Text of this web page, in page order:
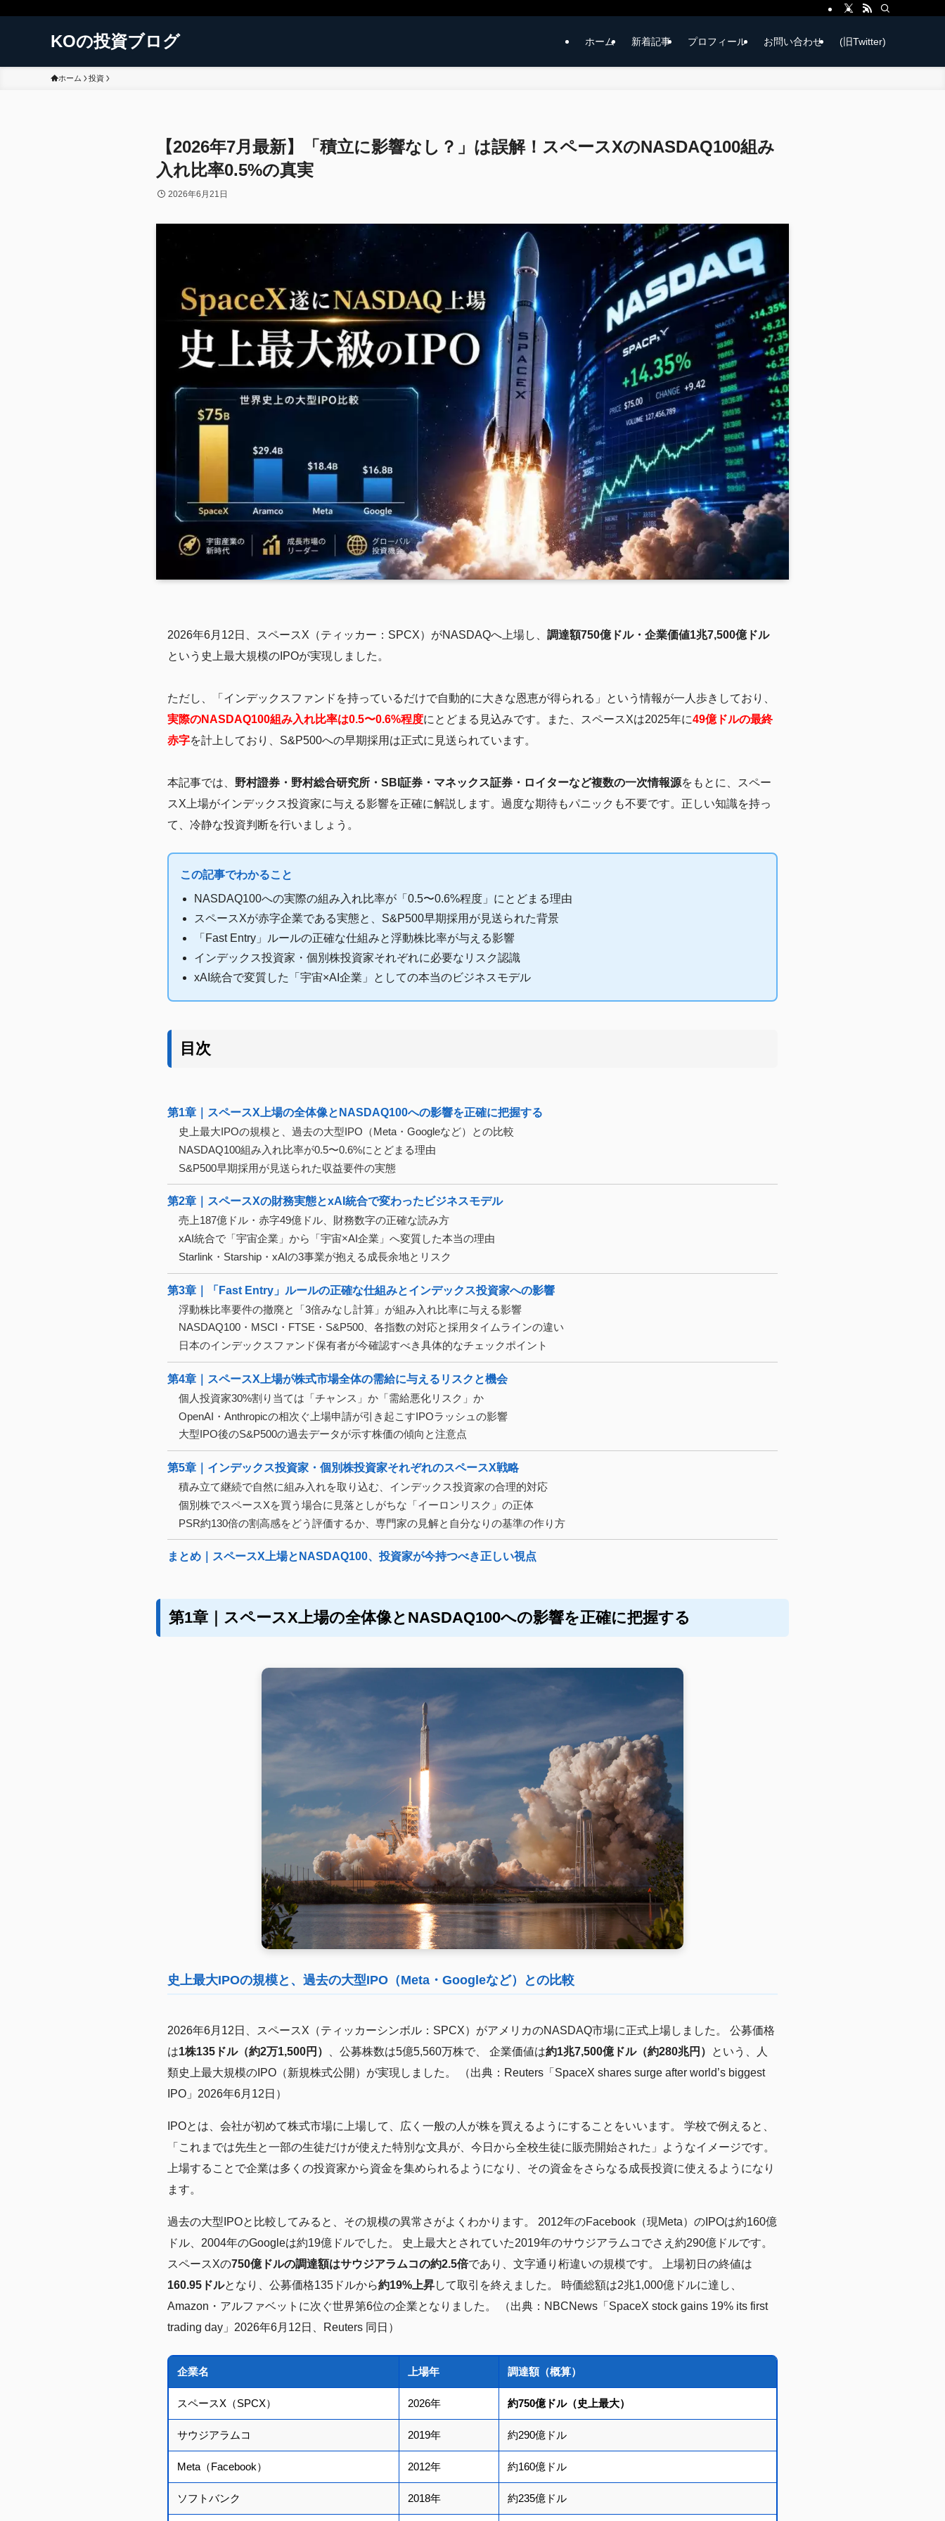
KOの投資ブログ ホーム 新着記事 プロフィール お問い合わせ (旧Twitter)
ホーム 投資
【2026年7月最新】「積立に影響なし？」は誤解！スペースXのNASDAQ100組み
入れ比率0.5%の真実
2026年6月21日
2026年6月12日、スペースX（ティッカー：SPCX）がNASDAQへ上場し、 調達額750億ドル・企業価値1兆7,500億ドル
という史上最大規模のIPOが実現しました。
ただし、「インデックスファンドを持っているだけで自動的に大きな恩恵が得られる」という情報が一人歩きしており、
実際のNASDAQ100組み入れ比率は0.5〜0.6%程度にとどまる見込みです。また、スペースXは2025年に49億ドルの最終
赤字を計上しており、S&P500への早期採用は正式に見送られています。
本記事では、 野村證券・野村総合研究所・SBI証券・マネックス証券・ロイターなど複数の一次情報源をもとに、スペー
スX上場がインデックス投資家に与える影響を正確に解説します。過度な期待もパニックも不要です。正しい知識を持っ
て、冷静な投資判断を行いましょう。
この記事でわかること
NASDAQ100への実際の組み入れ比率が「0.5〜0.6%程度」にとどまる理由
スペースXが赤字企業である実態と、S&P500早期採用が見送られた背景
「Fast Entry」ルールの正確な仕組みと浮動株比率が与える影響
インデックス投資家・個別株投資家それぞれに必要なリスク認識
xAI統合で変質した「宇宙×AI企業」としての本当のビジネスモデル
目次
第1章｜スペースX上場の全体像とNASDAQ100への影響を正確に把握する
史上最大IPOの規模と、過去の大型IPO（Meta・Googleなど）との比較
NASDAQ100組み入れ比率が0.5〜0.6%にとどまる理由
S&P500早期採用が見送られた収益要件の実態
第2章｜スペースXの財務実態とxAI統合で変わったビジネスモデル
売上187億ドル・赤字49億ドル、財務数字の正確な読み方
xAI統合で「宇宙企業」から「宇宙×AI企業」へ変質した本当の理由
Starlink・Starship・xAIの3事業が抱える成長余地とリスク
第3章｜「Fast Entry」ルールの正確な仕組みとインデックス投資家への影響
浮動株比率要件の撤廃と「3倍みなし計算」が組み入れ比率に与える影響
NASDAQ100・MSCI・FTSE・S&P500、各指数の対応と採用タイムラインの違い
日本のインデックスファンド保有者が今確認すべき具体的なチェックポイント
第4章｜スペースX上場が株式市場全体の需給に与えるリスクと機会
個人投資家30%割り当ては「チャンス」か「需給悪化リスク」か
OpenAI・Anthropicの相次ぐ上場申請が引き起こすIPOラッシュの影響
大型IPO後のS&P500の過去データが示す株価の傾向と注意点
第5章｜インデックス投資家・個別株投資家それぞれのスペースX戦略
積み立て継続で自然に組み入れを取り込む、インデックス投資家の合理的対応
個別株でスペースXを買う場合に見落としがちな「イーロンリスク」の正体
PSR約130倍の割高感をどう評価するか、専門家の見解と自分なりの基準の作り方
まとめ｜スペースX上場とNASDAQ100、投資家が今持つべき正しい視点
第1章｜スペースX上場の全体像とNASDAQ100への影響を正確に把握する
史上最大IPOの規模と、過去の大型IPO（Meta・Googleなど）との比較
2026年6月12日、スペースX（ティッカーシンボル：SPCX）がアメリカのNASDAQ市場に正式上場しました。 公募価格
は1株135ドル（約2万1,500円） 、公募株数は5億5,560万株で、 企業価値は約1兆7,500億ドル（約280兆円）
という、人
類史上最大規模のIPO（新規株式公開）が実現しました。 （出典：Reuters「SpaceX shares surge after world’s biggest
IPO」2026年6月12日）
IPOとは、会社が初めて株式市場に上場して、広く一般の人が株を買えるようにすることをいいます。 学校で例えると、
「これまでは先生と一部の生徒だけが使えた特別な文具が、今日から全校生徒に販売開始された」ようなイメージです。
上場することで企業は多くの投資家から資金を集められるようになり、その資金をさらなる成長投資に使えるようになり
ます。
過去の大型IPOと比較してみると、その規模の異常さがよくわかります。 2012年のFacebook（現Meta）のIPOは約160億
ドル、2004年のGoogleは約19億ドルでした。 史上最大とされていた2019年のサウジアラムコでさえ約290億ドルです。
スペースXの750億ドルの調達額はサウジアラムコの約2.5倍であり、文字通り桁違いの規模です。 上場初日の終値は
160.95ドルとなり、公募価格135ドルから約19%上昇して取引を終えました。 時価総額は2兆1,000億ドルに達し、
Amazon・アルファベットに次ぐ世界第6位の企業となりました。 （出典：NBCNews「SpaceX stock gains 19% its first
trading day」2026年6月12日、Reuters 同日）
企業名 上場年 調達額（概算）
スペースX（SPCX） 2026年 約750億ドル（史上最大）
サウジアラムコ 2019年 約290億ドル
Meta（Facebook） 2012年 約160億ドル
ソフトバンク 2018年 約235億ドル